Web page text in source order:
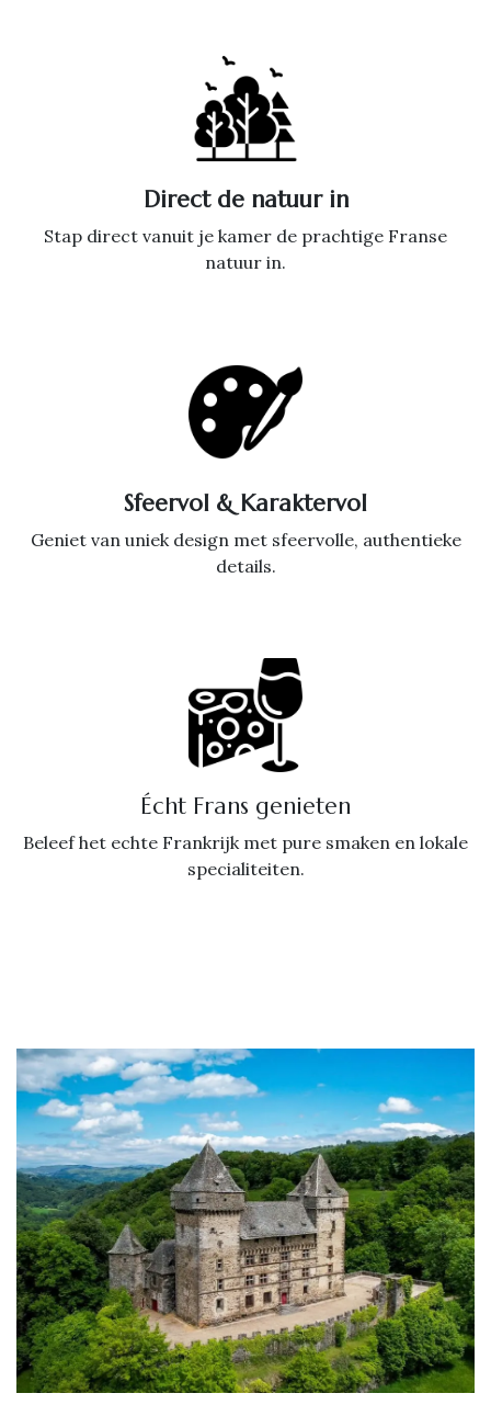
Direct de natuur in
Stap direct vanuit je kamer de prachtige Franse
natuur in.
Sfeervol & Karaktervol
Geniet van uniek design met sfeervolle, authentieke
details.
Écht Frans genieten
Beleef het echte Frankrijk met pure smaken en lokale
specialiteiten.